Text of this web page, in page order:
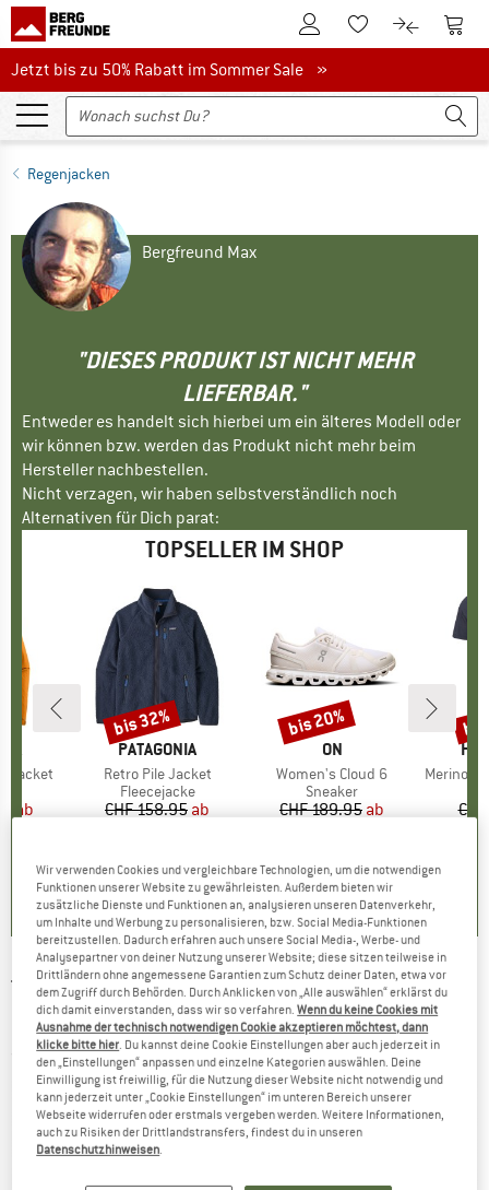
Zum KundenkontoZum Merkzettel.
Zum Zum
Jetzt bis zu 50% Rabatt im Sommer Sale
Jetzt bis zu 50% Rabatt im Sommer Sale »
Regenjacken
Bergfreund Max
"DIESES PRODUKT IST NICHT MEHR
LIEFERBAR."
Entweder es handelt sich hierbei um ein älteres Modell oder
wir können bzw. werden das Produkt nicht mehr beim
Hersteller nachbestellen.
Nicht verzagen, wir haben selbstverständlich noch
Alternativen für Dich parat:
TOPSELLER IM SHOP
Jacket
Preis
ab
)
MARKE
PATAGONIA
Artikel
Retro Pile Jacket
Produktgruppe
Fleecejacke
Preis
CHF 158.95reduzierter Preis
ab
4.6(71)
Rabatt
bis 32%
MARKE
ON
Artikel
Women's Cloud 6
Produktgruppe
Sneaker
Preis
CHF 189.95reduzierter Preis
ab
4.7(48)
Rabatt
bis 20%
Artikel
MerinoMix150
TROLLKIDS -Girl's Gjende Jacket -
Regenjacke
(0)
Wir verwenden Cookies und vergleichbare Technologien, um die notwendigen
Funktionen unserer Website zu gewährleisten. Außerdem bieten wir
zusätzliche Dienste und Funktionen an, analysieren unseren Datenverkehr,
um Inhalte und Werbung zu personalisieren, bzw. Social Media-Funktionen
bereitzustellen. Dadurch erfahren auch unsere Social Media-, Werbe- und
Analysepartner von deiner Nutzung unserer Website; diese sitzen teilweise in
Drittländern ohne angemessene Garantien zum Schutz deiner Daten, etwa vor
dem Zugriff durch Behörden. Durch Anklicken von „Alle auswählen“ erklärst du
dich damit einverstanden, dass wir so verfahren.Wenn du keine Cookies mit
Ausnahme der technisch notwendigen Cookie akzeptieren möchtest, dann
klicke bitte hier. Du kannst deine Cookie Einstellungen aber auch jederzeit in
den „Einstellungen“ anpassen und einzelne Kategorien auswählen. Deine
Einwilligung ist freiwillig, für die Nutzung dieser Website nicht notwendig und
kann jederzeit unter „Cookie Einstellungen“ im unteren Bereich unserer
Webseite widerrufen oder erstmals vergeben werden. Weitere Informationen,
auch zu Risiken der Drittlandstransfers, findest du in unseren
Datenschutzhinweisen.